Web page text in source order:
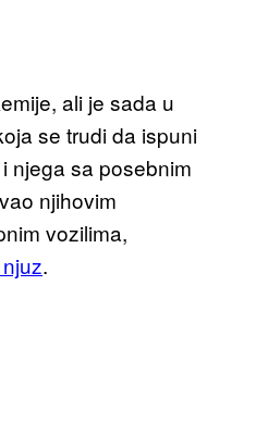
ali je sada u
se trudi da ispuni
njega sa posebnim
njihovim
vozilima,
.